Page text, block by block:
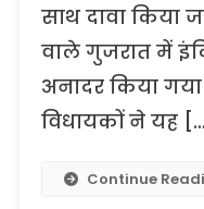
साथ दावा किया
वाले गुजरात में
अनादर किया
विधायकों ने यह
Continue